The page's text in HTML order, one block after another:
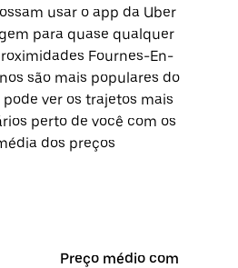
usar o app da Uber
para quase qualquer
Fournes-En-
são mais populares do
ver os trajetos mais
perto de você com os
dos preços
Preço médio com